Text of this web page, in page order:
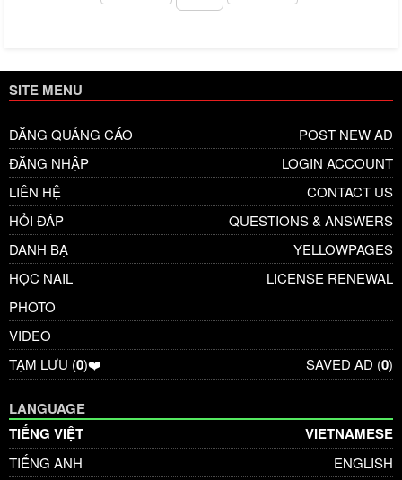
SITE MENU
ĐĂNG QUẢNG CÁO
POST NEW AD
ĐĂNG NHẬP
LOGIN ACCOUNT
LIÊN HỆ
CONTACT US
HỎI ĐÁP
QUESTIONS & ANSWERS
DANH BẠ
YELLOWPAGES
HỌC NAIL
LICENSE RENEWAL
PHOTO
VIDEO
TẠM LƯU (0)❤️ SAVED AD (0)
LANGUAGE
TIẾNG VIỆT
VIETNAMESE
TIẾNG ANH ENGLISH